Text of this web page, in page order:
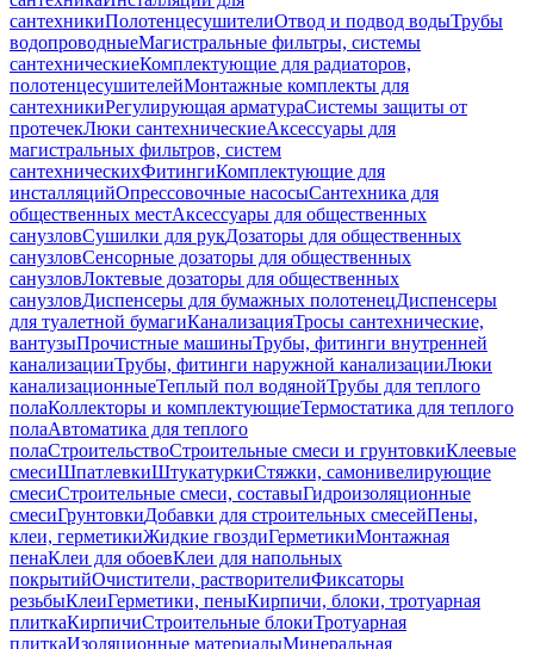
сантехникиПолотенцесушителиОтвод и подвод водыТрубы
водопроводныеМагистральные фильтры, системы
сантехническиеКомплектующие для радиаторов,
полотенцесушителейМонтажные комплекты для
сантехникиРегулирующая арматураСистемы защиты от
протечекЛюки сантехническиеАксессуары для
магистральных фильтров, систем
сантехническихФитингиКомплектующие для
инсталляцийОпрессовочные насосыСантехника для
общественных местАксессуары для общественных
санузловСушилки для рукДозаторы для общественных
санузловСенсорные дозаторы для общественных
санузловЛоктевые дозаторы для общественных
санузловДиспенсеры для бумажных полотенецДиспенсеры
для туалетной бумагиКанализацияТросы сантехнические,
вантузыПрочистные машиныТрубы, фитинги внутренней
канализацииТрубы, фитинги наружной канализацииЛюки
канализационныеТеплый пол водянойТрубы для теплого
полаКоллекторы и комплектующиеТермостатика для теплого
полаАвтоматика для теплого
полаСтроительствоСтроительные смеси и грунтовкиКлеевые
смесиШпатлевкиШтукатуркиСтяжки, самонивелирующие
смесиСтроительные смеси, составыГидроизоляционные
смесиГрунтовкиДобавки для строительных смесейПены,
клеи, герметикиЖидкие гвоздиГерметикиМонтажная
пенаКлеи для обоевКлеи для напольных
покрытийОчистители, растворителиФиксаторы
резьбыКлеиГерметики, пеныКирпичи, блоки, тротуарная
плиткаКирпичиСтроительные блокиТротуарная
плиткаИзоляционные материалыМинеральная